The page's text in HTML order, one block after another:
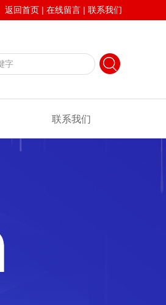
返回首页 | 在线留言 | 联系我们
联系我们